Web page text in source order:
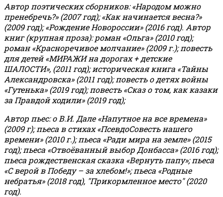
Автор поэтических сборников: «Народом можно
пренебречь?» (2007 год); «Как начинается весна?»
(2009 год); «Рождение Новороссии» (2016 год). Автор
книг (крупная проза): роман «Ольга» (2010 год);
роман «Красноречивое молчание» (2009 г.); повесть
для детей «МИРАЖИ на дорогах + детские
ШАЛОСТИ», (2011 год); историческая книга «Тайны
Александровска» (2011 год); повесть о детях войны
«Гутенька» (2019 год); повесть «Сказ о том, как казаки
за Правдой ходили» (2019 год);
Автор пьес: о В.И. Дале «Напутное на все времена»
(2009 г); пьеса в стихах «ПсевдоСовесть нашего
времени» (2010 г.); пьеса «Ради мира на земле» (2015
год); пьеса «Отвоёванный выбор Донбасса» (2016 год);
пьеса рождественская сказка «Вернуть папу»; пьеса
«С верой в Победу – за хлебом!»;пьеса «Родные
небратья» (2018 год), "Прикормленное место" (2020
год).